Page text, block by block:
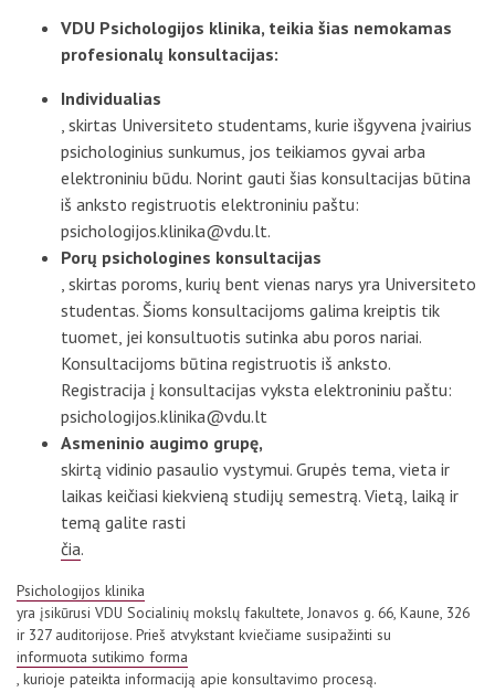
D.U.K
Kontaktai
Privatumo politika
VDU Psichologijos klinika, teikia šias nemokamas
profesionalų konsultacijas:
Individualias
, skirtas Universiteto studentams, kurie išgyvena įvairius
psichologinius sunkumus, jos teikiamos gyvai arba
elektroniniu būdu. Norint gauti šias konsultacijas būtina
iš anksto registruotis elektroniniu paštu:
psichologijos.klinika@vdu.lt.
Porų psichologines konsultacijas
, skirtas poroms, kurių bent vienas narys yra Universiteto
studentas. Šioms konsultacijoms galima kreiptis tik
tuomet, jei konsultuotis sutinka abu poros nariai.
Konsultacijoms būtina registruotis iš anksto.
Registracija į konsultacijas vyksta elektroniniu paštu:
psichologijos.klinika@vdu.lt
Asmeninio augimo grupę,
skirtą vidinio pasaulio vystymui. Grupės tema, vieta ir
laikas keičiasi kiekvieną studijų semestrą. Vietą, laiką ir
temą galite rasti
čia.
Psichologijos klinika
yra įsikūrusi VDU Socialinių mokslų fakultete, Jonavos g. 66, Kaune, 326
ir 327 auditorijose. Prieš atvykstant kviečiame susipažinti su
informuota sutikimo forma
, kurioje pateikta informaciją apie konsultavimo procesą.